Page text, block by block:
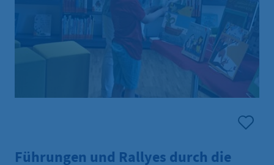
Führungen und Rallyes durch die